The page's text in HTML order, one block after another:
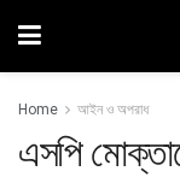
Home আইন ও অপরাধ
এসপি